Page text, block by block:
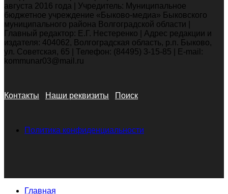
августа 2016 года | Учредитель: Муниципальное
бюджетное учреждение «Быково-медиа» Быковского
муниципального района Волгоградской области |
Главный редактор: Е.Г. Нестеренко | Адрес редакции и
издателя: 404062, Волгоградская область, р.п. Быково,
ул. Советская, 65 | Телефон: (84495) 3-15-85 | E-mail:
kommunar03@mail.ru
Контакты Наши реквизиты Поиск
Политика конфиденциальности
Главная